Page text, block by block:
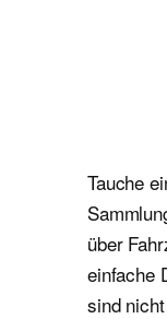
Tauche
über
einfache
sind